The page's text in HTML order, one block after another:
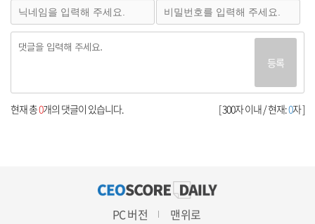
등록
[ 300자 이내 / 현재:0자 ]
현재 총0개의 댓글이 있습니다.
PC 버전 맨위로